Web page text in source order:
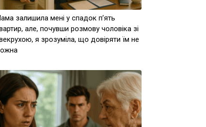
залишила мені у спадок п’ять
але, почувши розмову чоловіка зі
я зрозуміла, що довіряти їм не